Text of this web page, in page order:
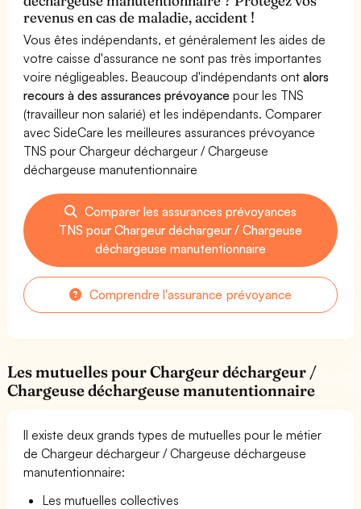
revenus en cas de maladie, accident !
Vous êtes indépendants, et généralement les aides de
votre caisse d'assurance ne sont pas très importantes
voire négligeables. Beaucoup d'indépendants ontalors
recours à des assurances prévoyance pour les TNS
(travailleur non salarié) et les indépendants. Comparer
avec SideCare les meilleures assurances prévoyance
TNS pour Chargeur déchargeur / Chargeuse
déchargeuse manutentionnaire
Comparer les assurances prévoyances
TNS pour Chargeur déchargeur / Chargeuse
déchargeuse manutentionnaire
Comprendre l'assurance prévoyance
Les mutuelles pour Chargeur déchargeur /
Chargeuse déchargeuse manutentionnaire
Il existe deux grands types de mutuelles pour le métier
de Chargeur déchargeur / Chargeuse déchargeuse
manutentionnaire:
Les mutuelles collectives